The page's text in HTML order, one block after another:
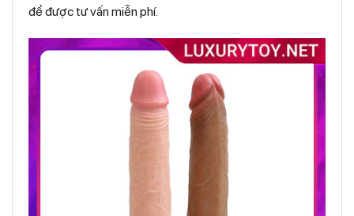
để được tư vấn miễn phí.